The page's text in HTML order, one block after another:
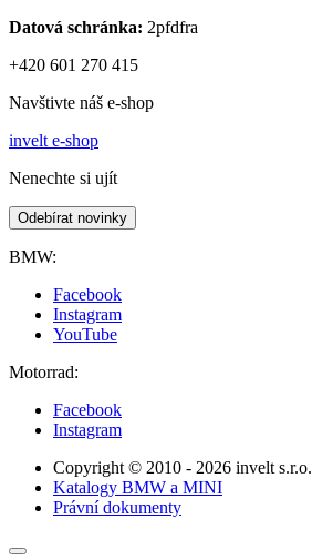
Datová schránka: 2pfdfra
+420 601 270 415
Navštivte náš e-shop
invelt e-shop
Nenechte si ujít
Odebírat novinky
BMW:
Facebook
Instagram
YouTube
Motorrad:
Facebook
Instagram
Copyright © 2010 - 2026 invelt s.r.o.
Katalogy BMW a MINI
Právní dokumenty